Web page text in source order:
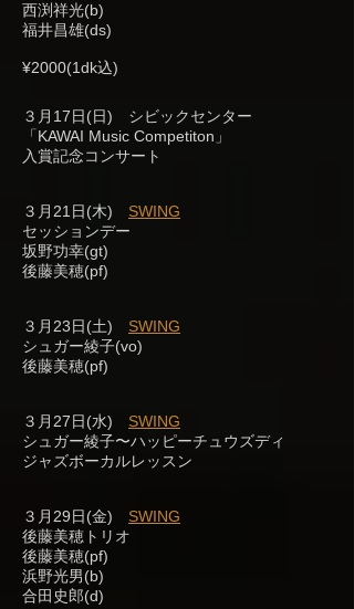
西渕祥光(b)
福井昌雄(ds)
¥2000(1dk込)
３月17日(日) シビックセンター
「KAWAI Music Competiton」
入賞記念コンサート
３月21日(木) SWING
セッションデー
坂野功幸(gt)
後藤美穂(pf)
３月23日(土) SWING
シュガー綾子(vo)
後藤美穂(pf)
３月27日(水) SWING
シュガー綾子〜ハッピーチュウズディ
ジャズボーカルレッスン
３月29日(金) SWING
後藤美穂トリオ
後藤美穂(pf)
浜野光男(b)
合田史郎(d)